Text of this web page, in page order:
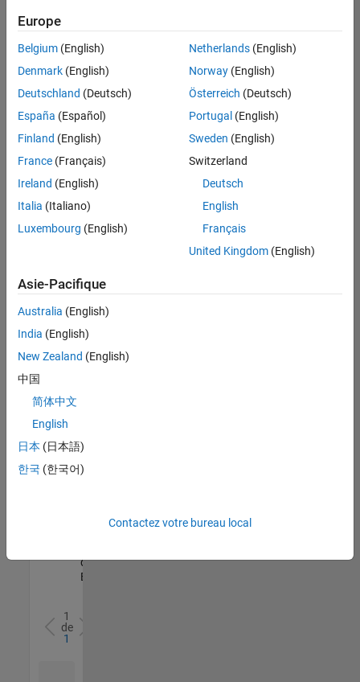
sélectionnées
Les
descriptions
poste
n’ont
pas
été
traduites.
Effectuez
lieu
pour
l’ensemble
des
opportunités
votre
région.
Senior Software Quality Engineer
Senior
Engineer
qualité |
Expérimenté(e)
1
de
1
Europe
Belgium (English)
Denmark (English)
Deutschland (Deutsch)
España (Español)
Finland (English)
France (Français)
Ireland (English)
Italia (Italiano)
Luxembourg (English)
Netherlands(English)
Norway(English)
Österreich (Deutsch)
Portugal (English)
Sweden (English)
Switzerland
Deutsch
English
Français
United Kingdom(English)
Asie-Pacifique
Australia (English)
India (English)
New Zealand (English)
中国
简体中文
English
日本 (日本語)
한국 (한국어)
Contactez votre bureau local